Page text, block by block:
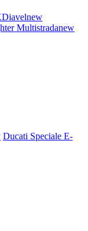
new
Multistradanew
Ducati Speciale E-